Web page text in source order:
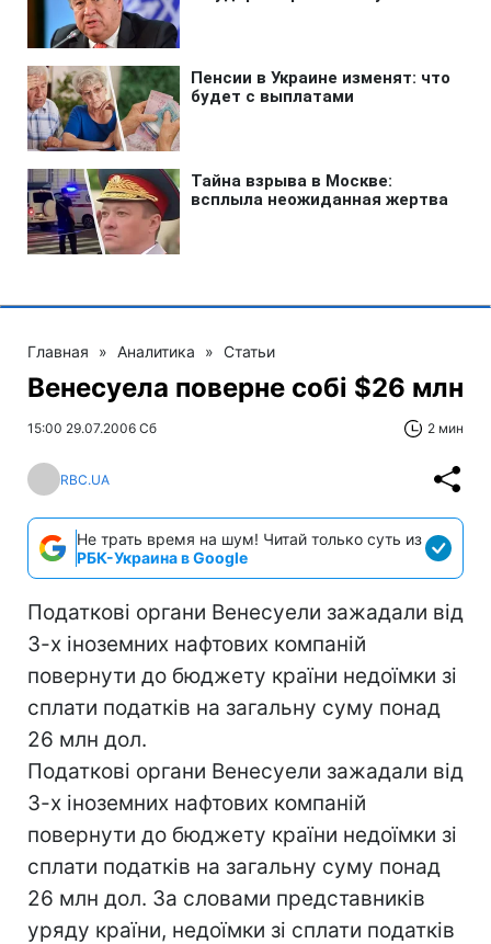
Главная » Аналитика » Статьи
Венесуела поверне собі $26 млн
15:00 29.07.2006 Сб 2 мин
RBC.UA
Не трать время на шум! Читай только суть из
РБК-Украина в Google
Податкові органи Венесуели зажадали від
3-х іноземних нафтових компаній
повернути до бюджету країни недоїмки зі
сплати податків на загальну суму понад
26 млн дол.
Податкові органи Венесуели зажадали від
3-х іноземних нафтових компаній
повернути до бюджету країни недоїмки зі
сплати податків на загальну суму понад
26 млн дол. За словами представників
уряду країни, недоїмки зі сплати податків